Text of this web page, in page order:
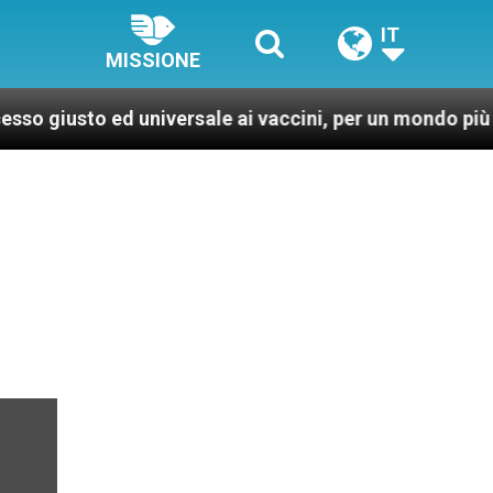
MISSIONE
IT
universale ai vaccini, per un mondo più sano e